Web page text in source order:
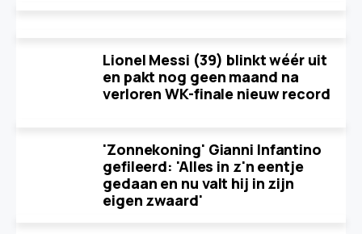
Lionel Messi (39) blinkt wéér uit
en pakt nog geen maand na
verloren WK-finale nieuw record
'Zonnekoning' Gianni Infantino
gefileerd: 'Alles in z'n eentje
gedaan en nu valt hij in zijn
eigen zwaard'